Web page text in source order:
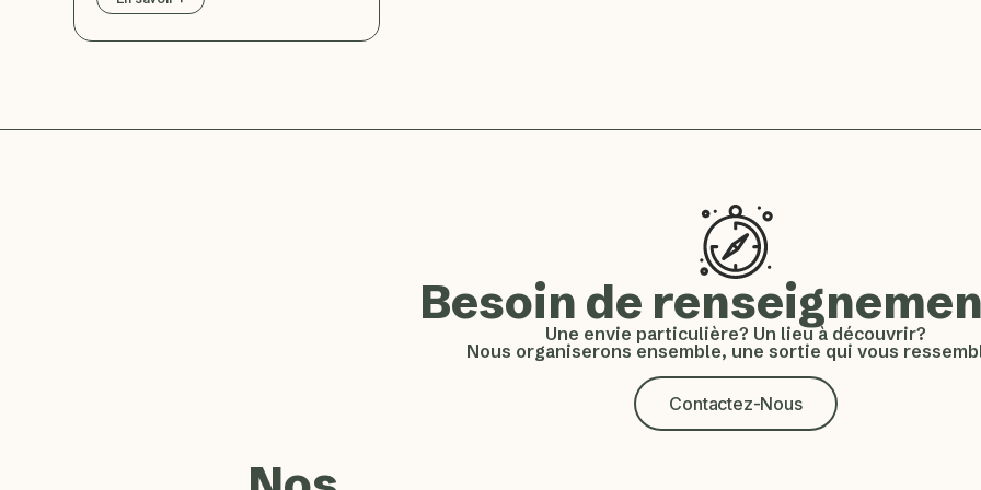
Besoin de
Une envie particulière? Un lieu à découvrir?
Nous organiserons ensemble, une sortie qui vous
Contactez-Nous